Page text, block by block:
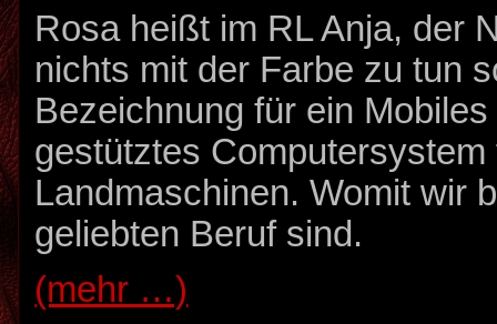
Rosa heißt im RL Anja, der
nichts mit der Farbe zu tun
Bezeichnung für ein
gestütztes Computersystem
Landmaschinen. Womit wir
geliebten Beruf sind.
(mehr …)